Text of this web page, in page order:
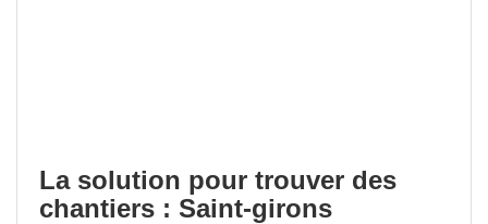
La solution pour trouver des
chantiers : Saint-girons